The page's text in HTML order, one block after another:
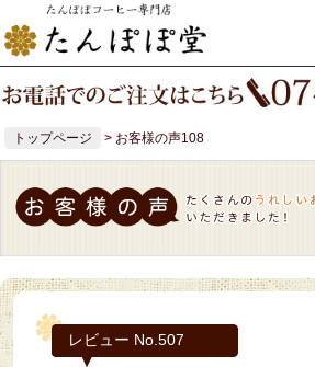
トップページ > お客様の声108
レビュー No.507